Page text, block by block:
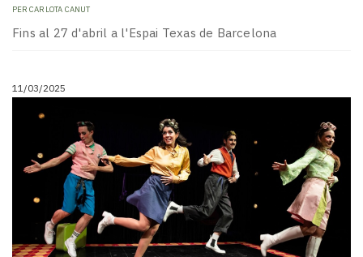
PER CARLOTA CANUT
Fins al 27 d'abril a l'Espai Texas de Barcelona
11/03/2025